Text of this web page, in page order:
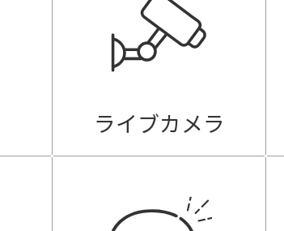
ライブカメラ